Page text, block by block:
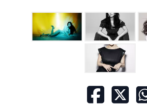
navegação